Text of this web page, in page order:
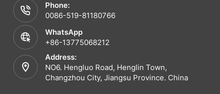
Phone:
0086-519-81180766
WhatsApp
+86-13775068212
Address:
NO6. Hengluo Road, Henglin Town,
Changzhou City, Jiangsu Province. China